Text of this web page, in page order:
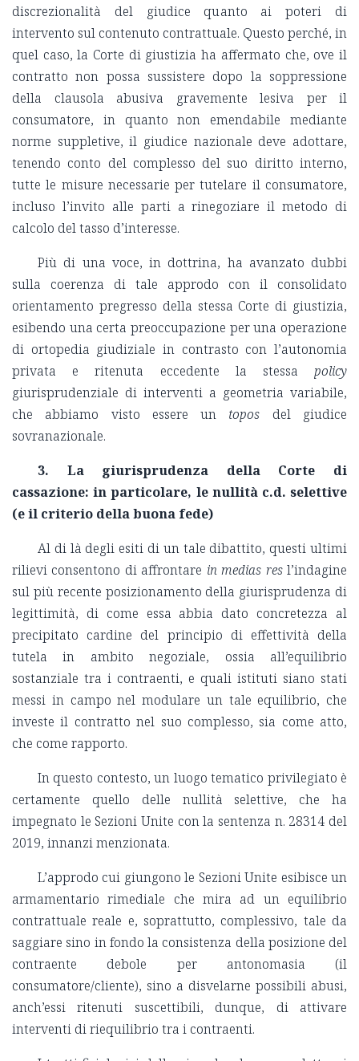
discrezionalità del giudice quanto ai poteri di
intervento sul contenuto contrattuale. Questo perché, in
quel caso, la Corte di giustizia ha affermato che, ove il
contratto non possa sussistere dopo la soppressione
della clausola abusiva gravemente lesiva per il
consumatore, in quanto non emendabile mediante
norme suppletive, il giudice nazionale deve adottare,
tenendo conto del complesso del suo diritto interno,
tutte le misure necessarie per tutelare il consumatore,
incluso l’invito alle parti a rinegoziare il metodo di
calcolo del tasso d’interesse.
Più di una voce, in dottrina, ha avanzato dubbi
sulla coerenza di tale approdo con il consolidato
orientamento pregresso della stessa Corte di giustizia,
esibendo una certa preoccupazione per una operazione
di ortopedia giudiziale in contrasto con l’autonomia
privata e ritenuta eccedente la stessa policy
giurisprudenziale di interventi a geometria variabile,
che abbiamo visto essere un topos del giudice
sovranazionale.
3. La giurisprudenza della Corte di
cassazione: in particolare, le nullità c.d. selettive
(e il criterio della buona fede)
Al di là degli esiti di un tale dibattito, questi ultimi
rilievi consentono di affrontare in medias resl’indagine
sul più recente posizionamento della giurisprudenza di
legittimità, di come essa abbia dato concretezza al
precipitato cardine del principio di effettività della
tutela in ambito negoziale, ossia all’equilibrio
sostanziale tra i contraenti, e quali istituti siano stati
messi in campo nel modulare un tale equilibrio, che
investe il contratto nel suo complesso, sia come atto,
che come rapporto.
In questo contesto, un luogo tematico privilegiato è
certamente quello delle nullità selettive, che ha
impegnato le Sezioni Unite con la sentenza n. 28314 del
2019, innanzi menzionata.
L’approdo cui giungono le Sezioni Unite esibisce un
armamentario rimediale che mira ad un equilibrio
contrattuale reale e, soprattutto, complessivo, tale da
saggiare sino in fondo la consistenza della posizione del
contraente debole per antonomasia (il
consumatore/cliente), sino a disvelarne possibili abusi,
anch’essi ritenuti suscettibili, dunque, di attivare
interventi di riequilibrio tra i contraenti.